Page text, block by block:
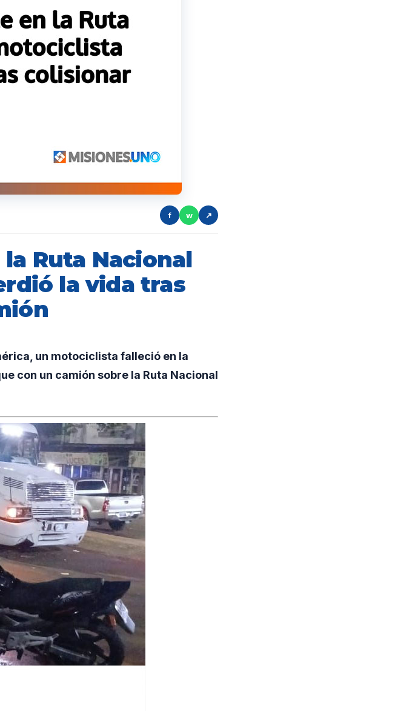
f w ↗
Ruta Nacional
la vida tras
un motociclista falleció en la
con un camión sobre la Ruta Nacional